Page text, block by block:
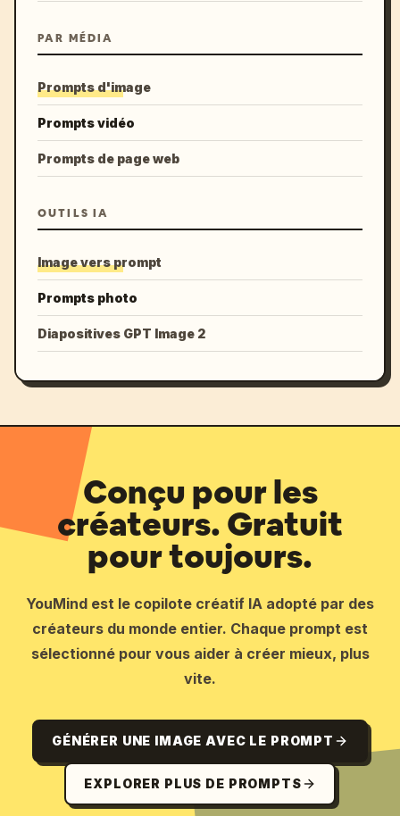
PAR MÉDIA
Prompts d'image
Prompts vidéo
Prompts de page web
OUTILS IA
Image vers prompt
Prompts photo
Diapositives GPT Image 2
Conçu pour les
créateurs. Gratuit
pour toujours.
YouMind est le copilote créatif IA adopté par des
créateurs du monde entier. Chaque prompt est
sélectionné pour vous aider à créer mieux, plus
vite.
GÉNÉRER UNE IMAGE AVEC LE PROMPT
EXPLORER PLUS DE PROMPTS